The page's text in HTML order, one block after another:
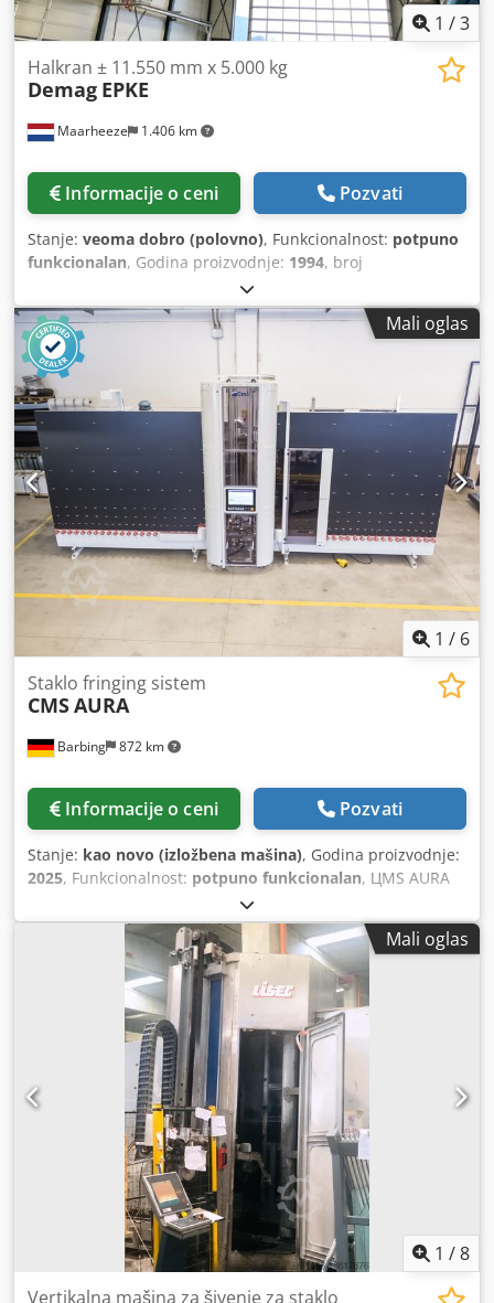
1 /3
Maarheeze 1.406 km
Halkran ± 11.550 mm x 5.000 kg
Demag EPKE
Informacije o ceni Pozvati
Stanje: veoma dobro (polovno), Funkcionalnost: potpuno
funkcionalan, Godina proizvodnje: 1994, broj
, Mostni kran ± 11.550 mm x
5.000 kg Chsdpjv Ipvxjfx Ac Dja
Mali oglas
1 / 6
Barbing 872 km
Staklo fringing sistem
CMSAURA
Informacije o ceni Pozvati
Stanje: kao novo (izložbena mašina), Godina proizvodnje:
2025, Funkcionalnost: potpuno funkcionalan, ЦMS AURA
Chodpfx Aswd Ihqjc Dja Automatska vertikalna suvo šav
mašina Proces Hemming preko ukupno 8 brusnih točaka sa
direktnim usisavanjem Maks. visina obrade 2.700 mm
Debljina stakla koja se može raditi: 4-22 mm Maks. dužina
stakla: 3.100 / 4.500 mm Samostalni ili integrisani u ISO
liniju Izuzetno jednostavan za upotrebu i praktično bez
Mali oglas
1 /8
Vertikalna mašina za šivenje za staklo